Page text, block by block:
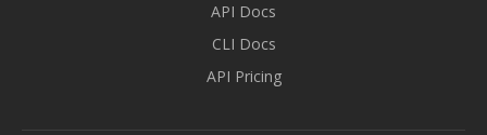
API Docs
CLI Docs
API Pricing